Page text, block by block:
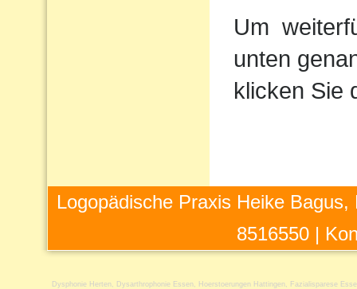
Um
unten
klicken Sie
Logopädische Praxis Heike
8516550 |
Dysphonie Herten Dysarthrophonie Essen Hoerstoerungen Hattingen Fazialisparese